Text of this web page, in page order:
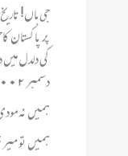
جی ہاں!
پر
کی دلدل
دسمبر۲۰۰۲) ریکارڈپر ہے۔ انہوں نے گجرات کے سفر کے دوران جہاز میں اپنے ساتھیوں سے کہا ’’ یہ سوچ کر میرا دل تیزی سے دھڑک رہا ہے کہ جلسوں میں مودی نجانے کیسی احمقانہ باتیں کہہ ڈالے گا۔۔۔‘‘
ہمیں نہ
ہمیں تو